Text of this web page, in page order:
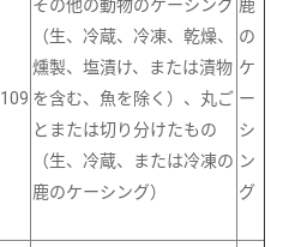
109
その他の動物のケーシング
（生、冷蔵、冷凍、乾燥、
燻製、塩漬け、または漬物
を含む、魚を除く）、丸ご
とまたは切り分けたもの
（生、冷蔵、または冷凍の
鹿のケーシング）
鹿
の
ケ
ー
シ
ン
グ